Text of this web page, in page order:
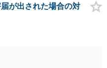
万を支払わず穏便に和解する
しいです。相談者さんも１０
わないで和解したいと言われ
しい、と思われるのではない
らうことで支払額が下がること
だ、弁護士費用かけるならその
兼ね合いは考えてみましょう。
が出された場合の対